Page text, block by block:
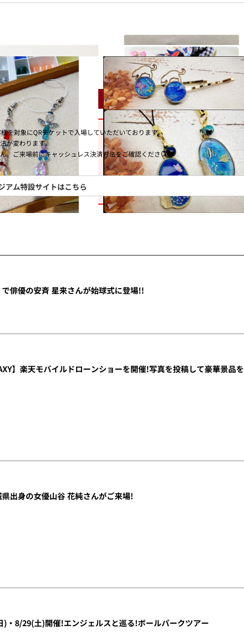
を対象にQRチケットで入場していただいております。
が変わります。
。ご来場前にキャッシュレス決済方法をご確認ください。
アム特設サイトはこちら
俳優の安斉 星来さんが始球式に登場!!
】楽天モバイルドローンショーを開催!写真を投稿して豪華景品を